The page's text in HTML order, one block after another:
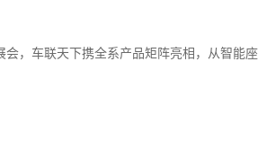
会，车联天下携全系产品矩阵亮相，从智能